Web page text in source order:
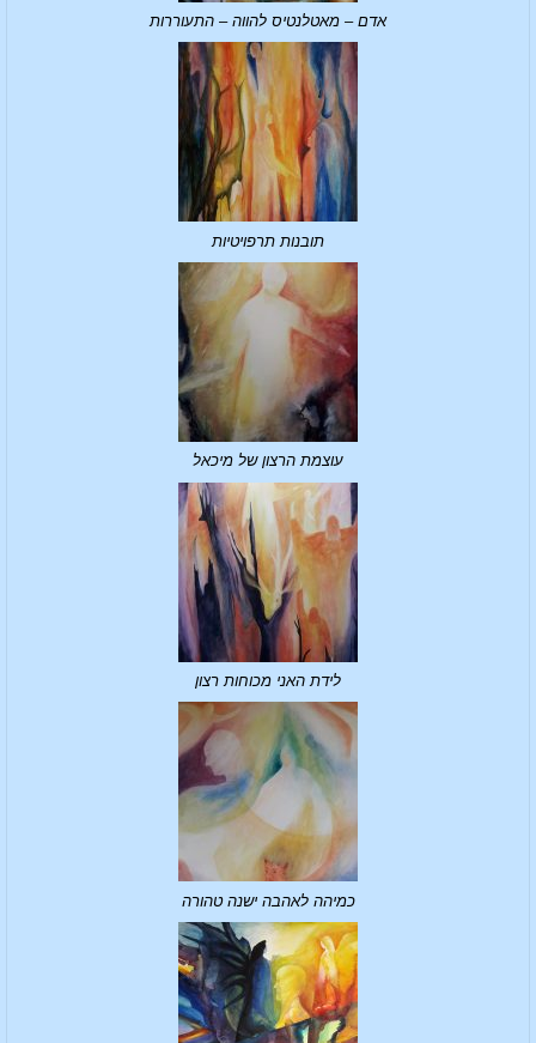
אדם – מאטלנטיס להווה – התעוררות
תובנות תרפויטיות
עוצמת הרצון של מיכאל
לידת האני מכוחות רצון
כמיהה לאהבה ישנה טהורה